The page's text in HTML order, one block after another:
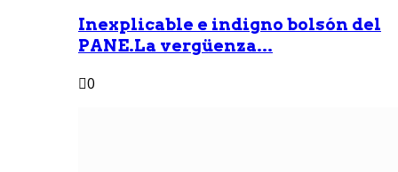
Inexplicable e indigno bolsón del
PANE.La vergüenza...
0